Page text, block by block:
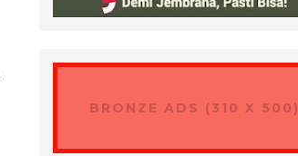
BRONZE ADS (310 X 500)